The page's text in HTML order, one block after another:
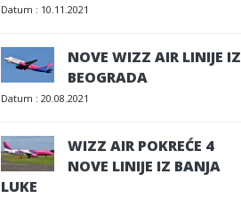
Datum : 10.11.2021
NOVE WIZZ AIR LINIJE IZ
BEOGRADA
Datum : 20.08.2021
WIZZ AIR POKREĆE 4
NOVE LINIJE IZ BANJA
LUKE